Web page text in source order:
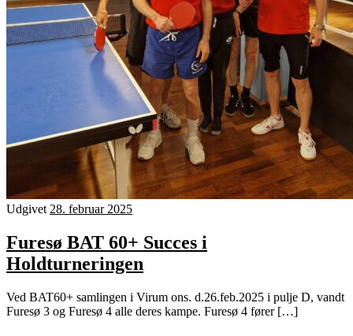
Udgivet 28. februar 2025
Furesø BAT 60+ Succes i
Holdturneringen
Ved BAT60+ samlingen i Virum ons. d.26.feb.2025 i pulje D, vandt
Furesø 3 og Furesø 4 alle deres kampe. Furesø 4 fører […]